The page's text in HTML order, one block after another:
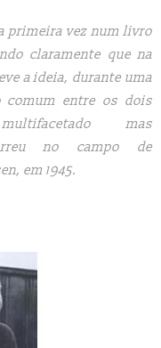
primeira vez num livro
claramente que na
a ideia, durante uma
comum entre os dois
mas
no campo de
em 1945.